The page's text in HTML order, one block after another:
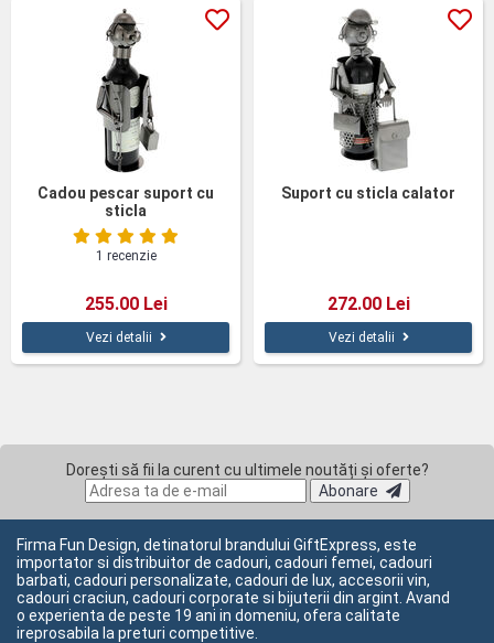
Cadou pescar suport cu
sticla
1 recenzie
255.00 Lei
Vezi detalii
Suport cu sticla calator
272.00 Lei
Vezi detalii
Dorești să fii la curent cu ultimele noutăți și oferte?
Abonare
Firma Fun Design, detinatorul brandului GiftExpress, este
importator si distribuitor de cadouri, cadouri femei, cadouri
barbati, cadouri personalizate, cadouri de lux, accesorii vin,
cadouri craciun, cadouri corporate si bijuterii din argint. Avand
o experienta de peste 19 ani in domeniu, ofera calitate
ireprosabila la preturi competitive.